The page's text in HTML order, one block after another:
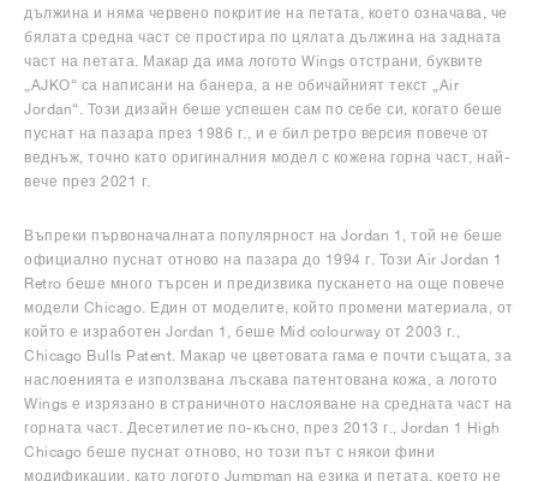
дължина и няма червено покритие на петата, което означава, че
бялата средна част се простира по цялата дължина на задната
част на петата. Макар да има логото Wings отстрани, буквите
„AJKO“ са написани на банера, а не обичайният текст „Air
Jordan“. Този дизайн беше успешен сам по себе си, когато беше
пуснат на пазара през 1986 г., и е бил ретро версия повече от
веднъж, точно като оригиналния модел с кожена горна част, най-
вече през 2021 г.
Въпреки първоначалната популярност на Jordan 1, той не беше
официално пуснат отново на пазара до 1994 г. Този Air Jordan 1
Retro беше много търсен и предизвика пускането на още повече
модели Chicago. Един от моделите, който промени материала, от
който е изработен Jordan 1, беше Mid colourway от 2003 г.,
Chicago Bulls Patent. Макар че цветовата гама е почти същата, за
наслоенията е използвана лъскава патентована кожа, а логото
Wings е изрязано в страничното наслояване на средната част на
горната част. Десетилетие по-късно, през 2013 г., Jordan 1 High
Chicago беше пуснат отново, но този път с някои фини
модификации, като логото Jumpman на езика и петата, което не